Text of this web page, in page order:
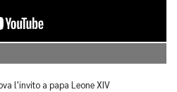
l'invito a papa Leone XIV